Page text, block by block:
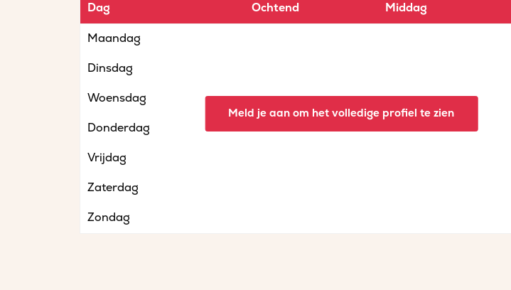
Dag Ochtend Middag
Maandag
Dinsdag
Woensdag
Donderdag
Vrijdag
Zaterdag
Zondag
Meld je aan om het volledige profiel te zien